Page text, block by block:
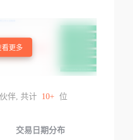
更多
伴, 共计 10+ 位
交易日期分布